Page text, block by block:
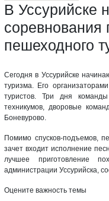
В Уссурийске
соревнования
пешеходного
Сегодня в Уссурийске
туризма. Его
туристов. Три дня
техникумов, дворовые
Боневурово.
Помимо спусков-подъемов,
зачет входит исполнение
лучшее приготовление
администрации Уссурийска,
Оцените важность темы